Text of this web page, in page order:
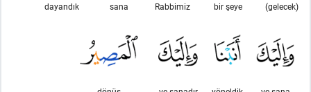
(gelecek)
bir şeye
Rabbimiz
sana
dayandık